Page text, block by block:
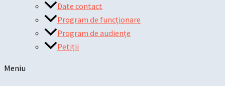
Date contact
Program de funcționare
Program de audiențe
Petiții
Meniu